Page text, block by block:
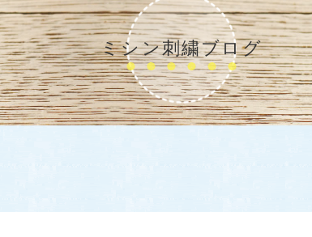
ミシン刺繍ブログ